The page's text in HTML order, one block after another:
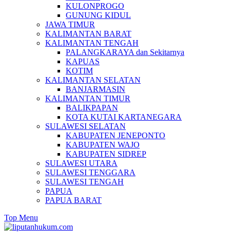
KULONPROGO
GUNUNG KIDUL
JAWA TIMUR
KALIMANTAN BARAT
KALIMANTAN TENGAH
PALANGKARAYA dan Sekitarnya
KAPUAS
KOTIM
KALIMANTAN SELATAN
BANJARMASIN
KALIMANTAN TIMUR
BALIKPAPAN
KOTA KUTAI KARTANEGARA
SULAWESI SELATAN
KABUPATEN JENEPONTO
KABUPATEN WAJO
KABUPATEN SIDREP
SULAWESI UTARA
SULAWESI TENGGARA
SULAWESI TENGAH
PAPUA
PAPUA BARAT
Top Menu